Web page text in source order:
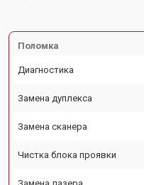
Поломка
Диагностика
Замена дуплекса
Замена сканера
Чистка блока проявки
Замена лазера